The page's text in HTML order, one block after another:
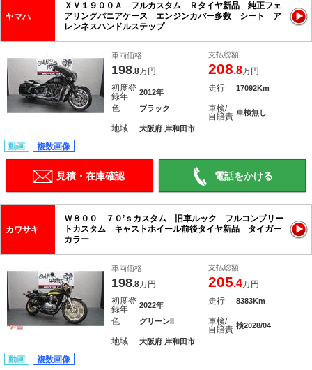
ヤマハ
ＸＶ１９００Ａ フルカスタム Ｒタイヤ新品 純正フェ
アリングパニアケース エンジンカバー多数 シート ア
レンネスハンドルステップ
車両価格
198.8万円
支払総額
208.8万円
初度登
録年
2012年 走行 17092Km
色 ブラック
車検/
自賠責 車検無し
地域 大阪府 岸和田市
動画 複数画像
見積・在庫確認 電話をかける
カワサキ
Ｗ８００ ７０’ｓカスタム 旧車ルック フルコンプリー
トカスタム キャストホイール前後タイヤ新品 タイガー
カラー
車両価格
198.8万円
支払総額
205.4万円
初度登
録年
2022年 走行 8383Km
色 グリーンII
車検/
自賠責 検2028/04
地域 大阪府 岸和田市
動画 複数画像